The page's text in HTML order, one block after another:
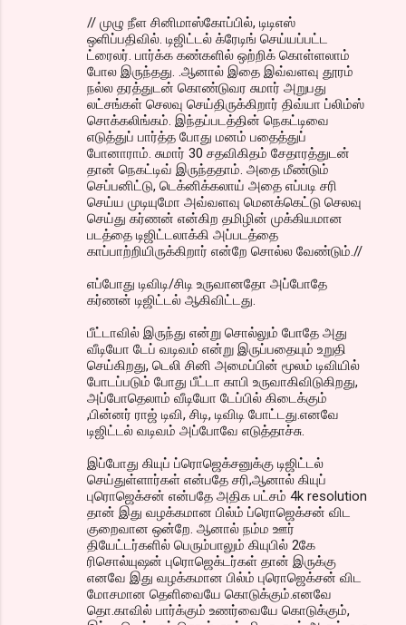
// முழு நீள சினிமாஸ்கோப்பில், டிடிஎஸ்
ஒளிப்பதிவில். டிஜிட்டல் க்ரேடிங் செய்யப்பட்ட
ட்ரைலர். பார்க்க கண்களில் ஒற்றிக் கொள்ளலாம்
போல இருந்தது. .ஆனால் இதை இவ்வளவு தூரம்
நல்ல தரத்துடன் கொண்டுவர சுமார் அறுபது
லட்சங்கள் செலவு செய்திருக்கிறார் திவ்யா ப்லிம்ஸ்
சொக்கலிங்கம். இந்தப்படத்தின் நெகட்டிவை
எடுத்துப் பார்த்த போது மனம் பதைத்துப்
போனாராம். சுமார் 30 சதவிகிதம் சேதாரத்துடன்
தான் நெகட்டிவ் இருந்ததாம். அதை மீண்டும்
செப்பனிட்டு, டெக்னிக்கலாய் அதை எப்படி சரி
செய்ய முடியுமோ அவ்வளவு மெனக்கெட்டு செலவு
செய்து கர்ணன் என்கிற தமிழின் முக்கியமான
படத்தை டிஜிட்டலாக்கி அப்படத்தை
காப்பாற்றியிருக்கிறார் என்றே சொல்ல வேண்டும்.//
எப்போது டிவிடி/சிடி உருவானதோ அப்போதே
கர்ணன் டிஜிட்டல் ஆகிவிட்டது.
பீட்டாவில் இருந்து என்று சொல்லும் போதே அது
வீடியோ டேப் வடிவம் என்று இருப்பதையும் உறுதி
செய்கிறது, டெலி சினி அமைப்பின் மூலம் டிவியில்
போடப்படும் போது பீட்டா காபி உருவாகிவிடுகிறது,
அப்போதெலாம் வீடியோ டேப்பில் கிடைக்கும்
,பின்னர் ராஜ் டிவி, சிடி, டிவிடி போட்டது.எனவே
டிஜிட்டல் வடிவம் அப்போவே எடுத்தாச்சு.
இப்போது கியுப் ப்ரொஜெக்சனுக்கு டிஜிட்டல்
செய்துள்ளார்கள் என்பதே சரி,ஆனால் கியுப்
புரொஜெக்சன் என்பதே அதிக பட்சம் 4k resolution
தான் இது வழக்கமான பில்ம் ப்ரொஜெக்சன் விட
குறைவான ஒன்றே. ஆனால் நம்ம ஊர்
தியேட்டர்களில் பெரும்பாலும் கியுபில் 2கே
ரிசொல்யுஷன் புரொஜெக்டர்கள் தான் இருக்கு
எனவே இது வழக்கமான பில்ம் புரொஜெக்சன் விட
மோசமான தெளிவையே கொடுக்கும்.எனவே
தொ.காவில் பார்க்கும் உணர்வையே கொடுக்கும்,